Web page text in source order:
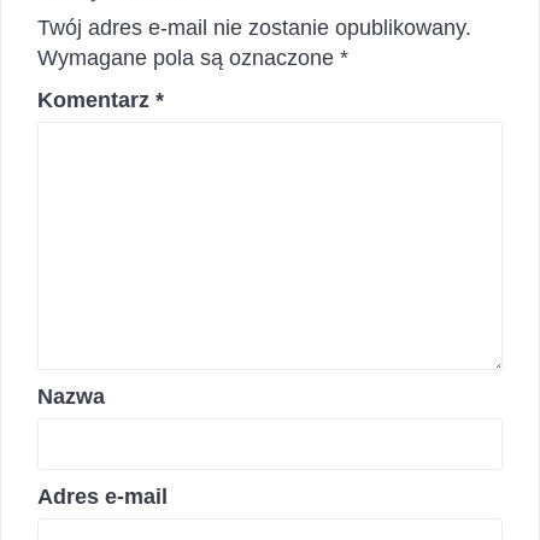
Twój adres e-mail nie zostanie opublikowany.
Wymagane pola są oznaczone *
Komentarz *
Nazwa
Adres e-mail